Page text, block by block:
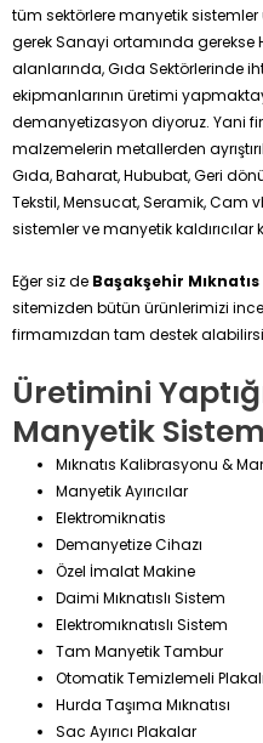
tüm sektörlere manyetik
gerek Sanayi ortamında gerekse
alanlarında, Gıda Sektörlerinde
ekipmanlarının üretimi
demanyetizasyon diyoruz. Yani
malzemelerin metallerden
Gıda, Baharat, Hububat, Geri
Tekstil, Mensucat, Seramik, Cam
sistemler ve manyetik kaldırıcılar
Eğer siz de Başakşehir
sitemizden bütün ürünlerimizi
firmamızdan tam destek
Üretimini
Manyetik
Mıknatıs Kalibrasyonu &
Manyetik Ayırıcılar
Elektromiknatis
Demanyetize Cihazı
Özel İmalat Makine
Daimi Mıknatıslı Sistem
Elektromıknatıslı Sistem
Tam Manyetik Tambur
Otomatik Temizlemeli
Hurda Taşıma Mıknatısı
Sac Ayırıcı Plakalar